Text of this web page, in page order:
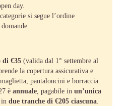
day.
si segue l’ordine
di €35 (valida dal 1° settembre al
la copertura assicurativa e
pantaloncini e borraccia.
è annuale, pagabile in un’unica
in due tranche di €205 ciascuna.